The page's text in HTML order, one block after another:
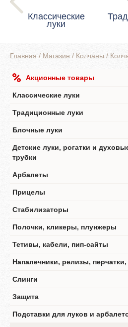
Классические
луки
Главная / Магазин / Колчаны /
Акционные товары
Классические луки
Традиционные луки
Блочные луки
Детские луки, рогатки и
трубки
Арбалеты
Прицелы
Стабилизаторы
Полочки, кликеры, плунжеры
Тетивы, кабели, пип-сайты
Напалечники, релизы,
Слинги
Защита
Подставки для луков и